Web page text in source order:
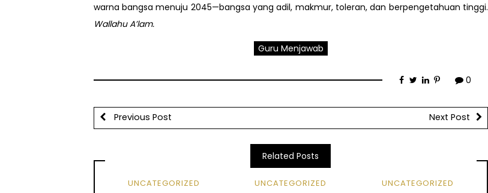
warna bangsa menuju 2045—bangsa yang adil, makmur, toleran, dan berpengetahuan tinggi.
Wallahu A’lam.
Guru Menjawab
0
Previous Post Next Post
Related Posts
UNCATEGORIZED UNCATEGORIZED UNCATEGORIZED